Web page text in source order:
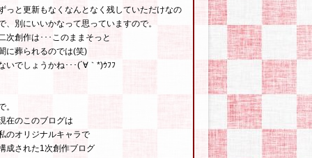
っと更新もなくなんとなく残していただけなの
、別にいいかなって思っていますので。
次創作は･･･このままそっと
に葬られるのでは(笑)
いでしょうかね･･･(´∀｀*)ｳﾌﾌ
。
在のこのブログは
のオリジナルキャラで
成された1次創作ブログ